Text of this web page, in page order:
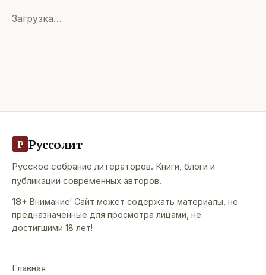
Загрузка…
Р Руссолит
Русское собрание литераторов. Книги, блоги и
публикации современных авторов.
18+ Внимание! Сайт может содержать материалы, не
предназначенные для просмотра лицами, не
достигшими 18 лет!
Главная